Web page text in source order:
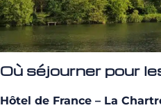
Où séjourner pour
Hôtel de France – La